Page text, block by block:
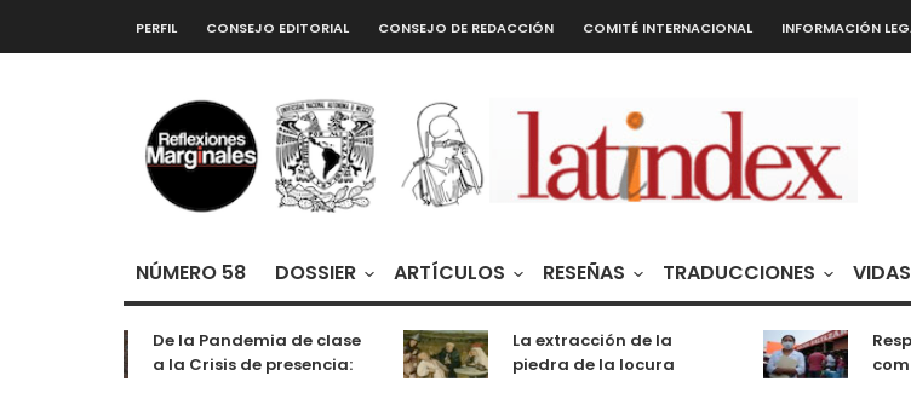
PERFIL CONSEJO EDITORIAL CONSEJO DE REDACCIÓN COMITÉ INTERNACIONAL INFORMACIÓN
NÚMERO 58 DOSSIER ARTÍCULOS RESEÑAS TRADUCCIONES
De la Pandemia de clase
a la Crisis de presencia:
La extracción de la
piedra de la locura